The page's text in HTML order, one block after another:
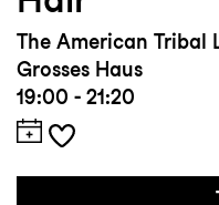
The American Tribal
Grosses Haus
19:00 - 21:20